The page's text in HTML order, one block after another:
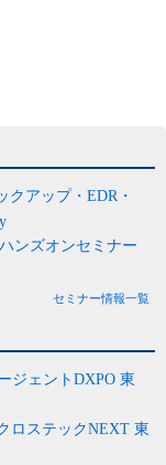
クアップ・EDR・
ハンズオンセミナー
セミナー情報一覧
ジェントDXPO 東
ロステックNEXT 東